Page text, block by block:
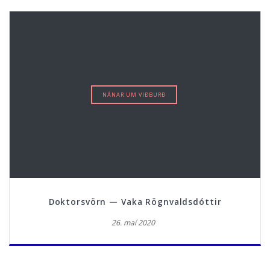
NÁNAR UM VIÐBURÐ
Doktorsvörn — Vaka Rögnvaldsdóttir
26. maí 2020